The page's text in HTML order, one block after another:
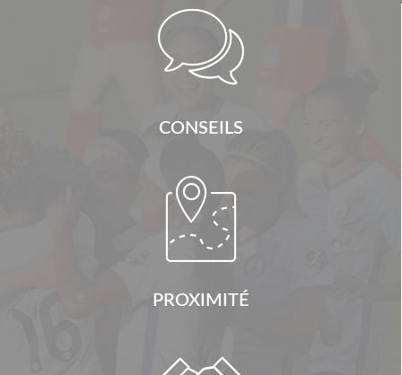

CONSEILS

PROXIMITÉ